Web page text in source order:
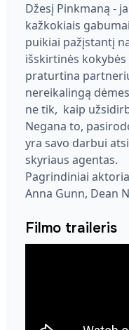
Džesį Pinkmaną -
kažkokiais
puikiai pažįstantį
išskirtinės
praturtina
nereikalingą
ne tik, kaip
Negana to,
yra savo darbui
skyriaus agentas.
Pagrindiniai
Anna Gunn, Dean
Filmo traileris